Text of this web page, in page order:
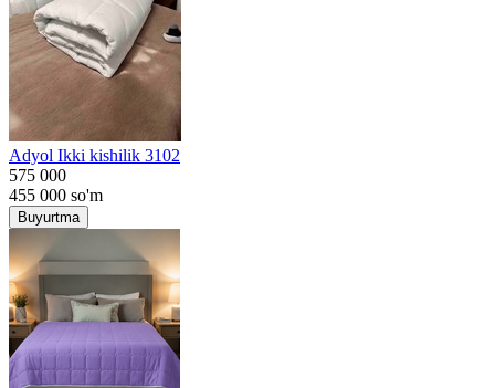
Adyol Ikki kishilik 3102
575 000
455 000 so'm
Buyurtma